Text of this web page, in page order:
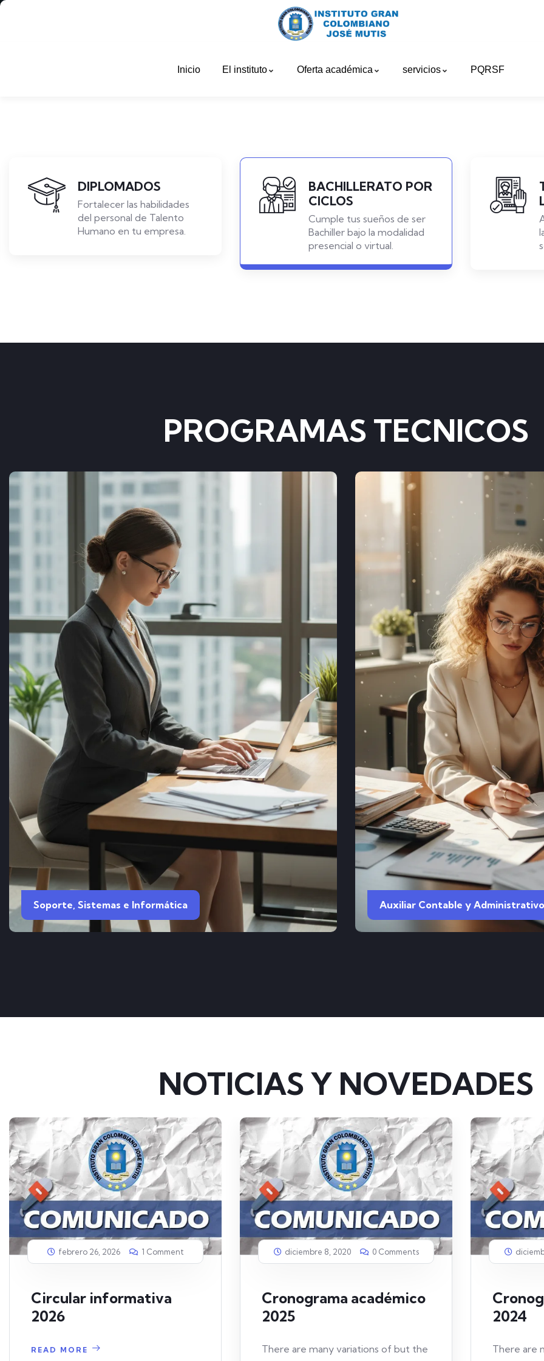
Inicio El instituto Oferta académica servicios PQRSF
DIPLOMADOS
Fortalecer las habilidades
del personal de Talento
Humano en tu empresa.
BACHILLERATO POR
CICLOS
Cumple tus sueños de ser
Bachiller bajo la modalidad
presencial o virtual.
PROGRAMAS TECNICOS
Soporte, Sistemas e Informática Auxiliar Contable y Administrativo
NOTICIAS Y NOVEDADES
febrero 26, 2026 1 Comment
Circular informativa
2026
READ MORE
diciembre 8, 2020 0 Comments
Cronograma académico
2025
There are many variations of but the
2024
There are